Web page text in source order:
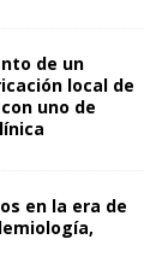
de un
local de
uno de
en la era de